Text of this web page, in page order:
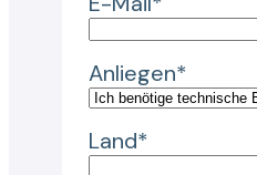
Anliegen*
Land*